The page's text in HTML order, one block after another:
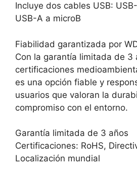
Incluye dos cables USB:
USB-A a microB
Fiabilidad garantizada por
Con la garantía limitada de 3
certificaciones
es una opción fiable y
usuarios que valoran la
compromiso con el entorno.
Garantía limitada de 3 años
Certificaciones: RoHS,
Localización mundial